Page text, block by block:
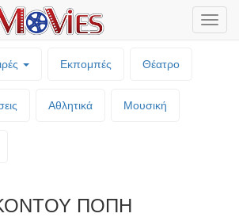
Εκπομπές Θέατρο
Αθλητικά Μουσική
ΠΟΠΗ